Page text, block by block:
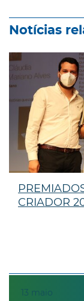
Notícias
13 maio
CRIADOR